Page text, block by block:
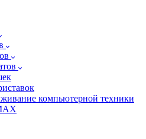
компьютерной техники